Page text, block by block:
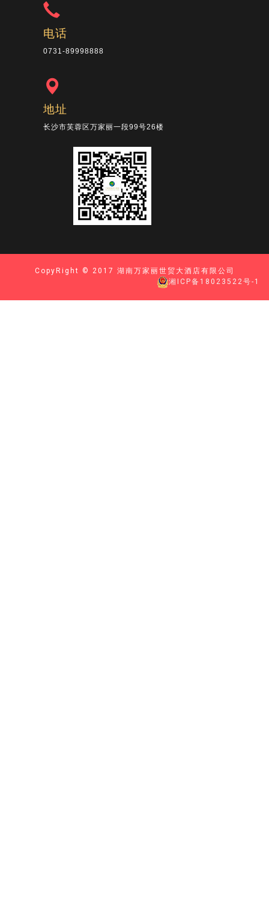
电话
0731-89998888
地址
长沙市芙蓉区万家丽一段99号26楼
CopyRight © 2017 湖南万家丽世贸大酒店有限公司
湘ICP备18023522号-1